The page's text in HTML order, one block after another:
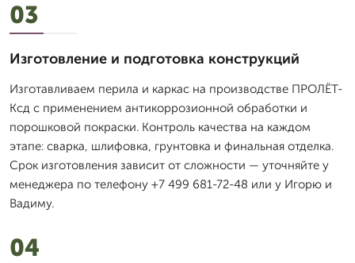
03
Изготовление и подготовка конструкций
Изготавливаем перила и каркас на производстве ПРОЛЁТ-
Ксд с применением антикоррозионной обработки и
порошковой покраски. Контроль качества на каждом
этапе: сварка, шлифовка, грунтовка и финальная отделка.
Срок изготовления зависит от сложности — уточняйте у
менеджера по телефону +7 499 681-72-48 или у Игорю и
Вадиму.
04